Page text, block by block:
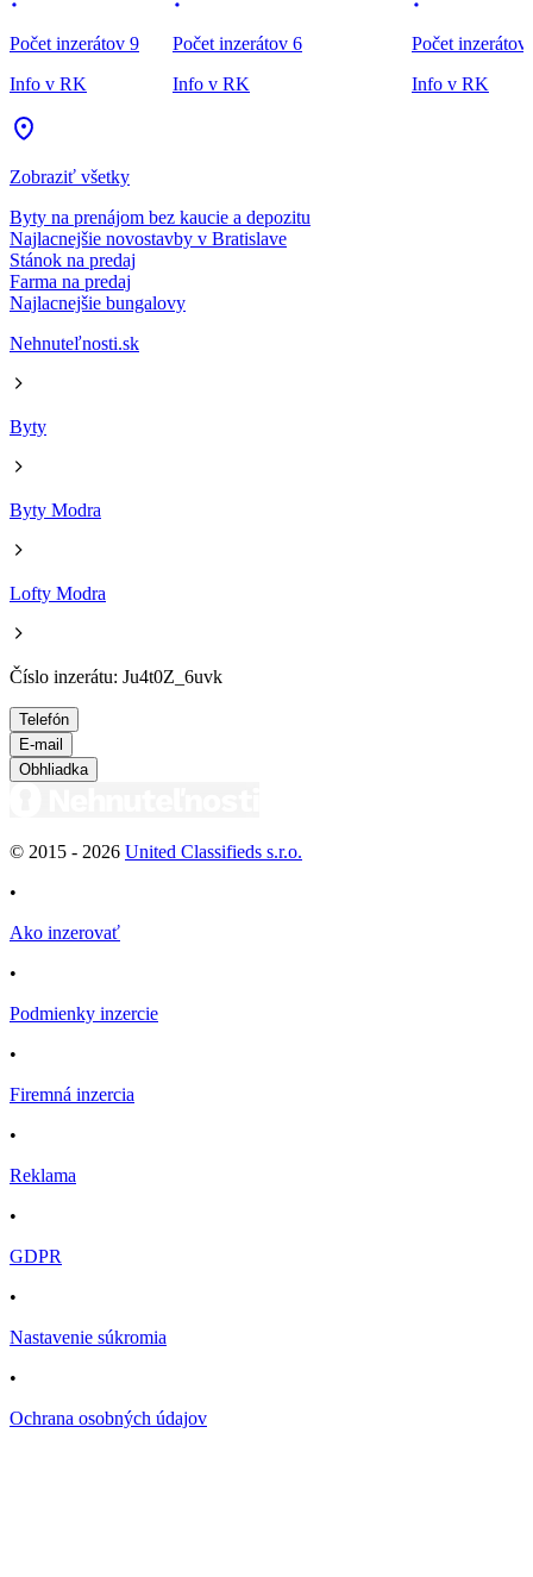
Počet inzerátov 9
Info v RK
Počet inzerátov 6
Info v RK
Počet inzerátov
Info v RK
Zobraziť všetky
Byty na prenájom bez kaucie a depozitu
Najlacnejšie novostavby v Bratislave
Stánok na predaj
Farma na predaj
Najlacnejšie bungalovy
Nehnuteľnosti.sk
Byty
Byty Modra
Lofty Modra
Číslo inzerátu: Ju4t0Z_6uvk
Telefón
E-mail
Obhliadka
© 2015 - 2026 United Classifieds s.r.o.
•
Ako inzerovať
•
Podmienky inzercie
•
Firemná inzercia
•
Reklama
•
GDPR
•
Nastavenie súkromia
•
Ochrana osobných údajov